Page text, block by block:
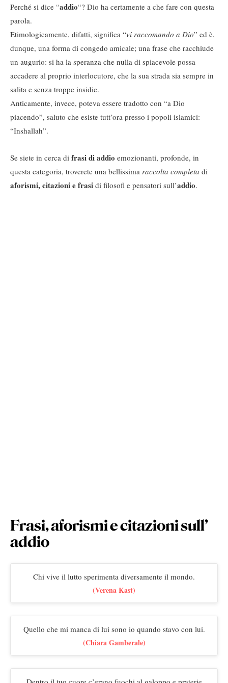
Perché si dice “addio“? Dio ha certamente a che fare con questa
parola.
Etimologicamente, difatti, significa “vi raccomando a Dio” ed è,
dunque, una forma di congedo amicale; una frase che racchiude
un augurio: si ha la speranza che nulla di spiacevole possa
accadere al proprio interlocutore, che la sua strada sia sempre in
salita e senza troppe insidie.
Anticamente, invece, poteva essere tradotto con “a Dio
piacendo”, saluto che esiste tutt’ora presso i popoli islamici:
“Inshallah”.
Se siete in cerca di frasi di addio emozionanti, profonde, in
questa categoria, troverete una bellissima raccolta completa di
aforismi, citazioni e frasi di filosofi e pensatori sull’addio.
Frasi, aforismi e citazioni sull’
addio
Chi vive il lutto sperimenta diversamente il mondo.
(Verena Kast)
Quello che mi manca di lui sono io quando stavo con lui.
(Chiara Gamberale)